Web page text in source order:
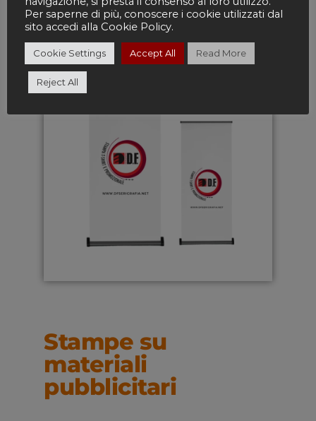
Stampe su
materiali
pubblicitari
Per saperne di più, conoscere i cookie utilizzati dal
sito accedi alla Cookie Policy.
Cookie Settings Accept All Read More
Reject All